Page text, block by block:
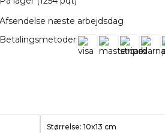
Afsendelse næste arbejdsdag
Betalingsmetoder
Størrelse: 10x13 cm